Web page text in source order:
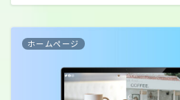
ホームページ